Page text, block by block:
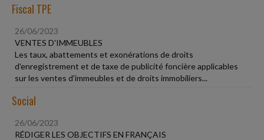
Fiscal TPE
26/06/2023
VENTES D'IMMEUBLES
Les taux, abattements et exonérations de droits
d'enregistrement et de taxe de publicité foncière applicables
sur les ventes d'immeubles et de droits immobiliers...
Social
26/06/2023
RÉDIGER LES OBJECTIFS EN FRANÇAIS